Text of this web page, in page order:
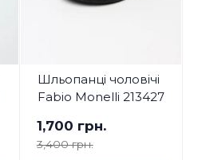
Шльопанці чоловічі
Fabio Monelli 213427
1,700 грн.
3,400 грн.